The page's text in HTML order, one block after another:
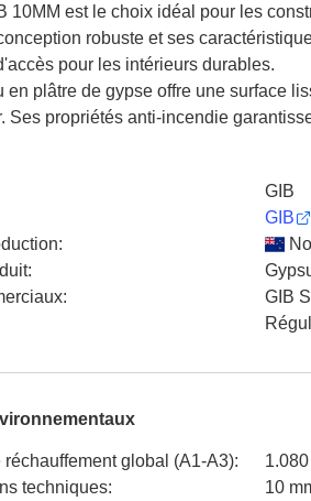
10MM est le choix idéal pour les
robuste et ses
pour les intérieurs durables.
en plâtre de gypse offre une surface
Ses propriétés anti-incendie
GIB
GIB
:
:
:
GIB
réchauffement global (A1-A3):
techniques:
10